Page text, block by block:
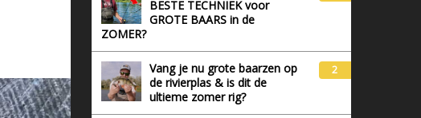
BESTE TECHNIEK voor
GROTE BAARS in de
ZOMER?
Vang je nu grote baarzen op
de rivierplas & is dit de
ultieme zomer rig?
2